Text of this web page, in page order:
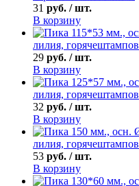
31 руб. / шт.
В корзину
лилия,
29 руб. / шт.
В корзину
лилия,
32 руб. / шт.
В корзину
лилия,
53 руб. / шт.
В корзину